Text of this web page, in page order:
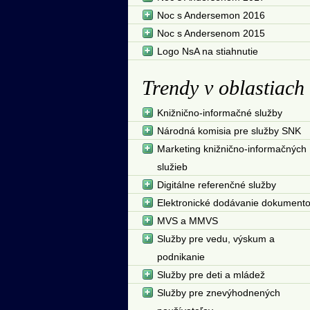
Noc s Andersemon 2016
Noc s Andersenom 2015
Logo NsA na stiahnutie
Trendy v oblastiach
Knižnično-informačné služby
Národná komisia pre služby SNK
Marketing knižnično-informačných
služieb
Digitálne referenčné služby
Elektronické dodávanie
MVS a MMVS
Služby pre vedu, výskum a
podnikanie
Služby pre deti a mládež
Služby pre znevýhodnených